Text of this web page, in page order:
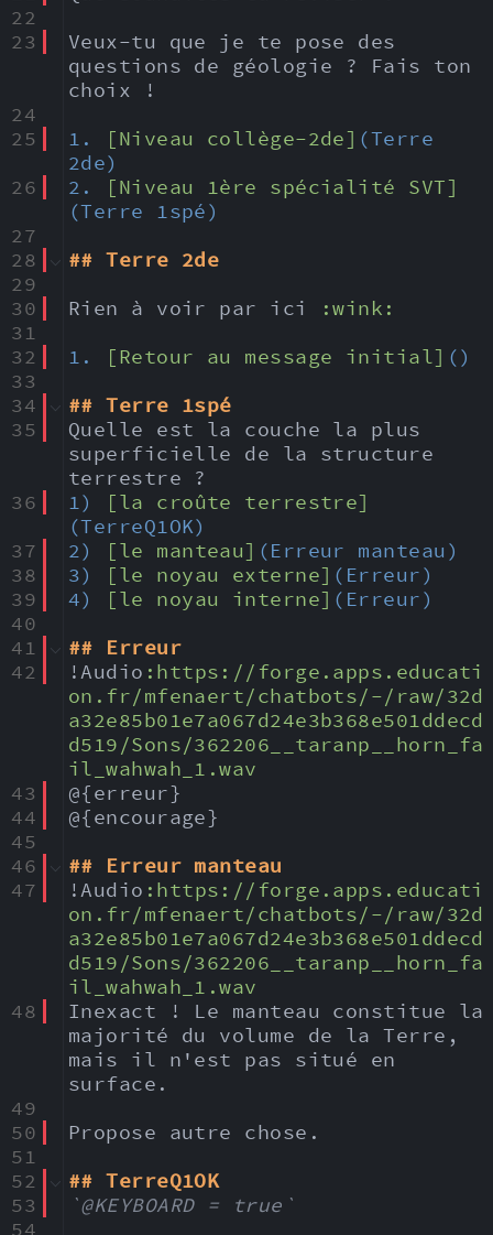
22
23
Veux-tu que je te pose des
questions de géologie ? Fais ton
choix !
24
25
1. [Niveau collège-2de] (Terre
2de)
26
2.
[Niveau 1ère spécialité SVT]
(Terre 1spé)
27
28
## Terre 2de
29
30
Rien à voir par ici
:wink:
31
32
1. [Retour au message initial] ()
33
34
## Terre 1spé
35
Quelle est la couche la plus
superficielle de la structure
terrestre ?
36
1)
[la croûte terrestre]
(TerreQ1OK)
37
2) [le manteau] (Erreur manteau)
38
3) [le noyau externe] (Erreur)
39
4) [le noyau interne] (Erreur)
40
41
## Erreur
42
!Audio : https: //forge.apps.educati
on.fr/mfenaert/chatbots/-/raw/32d
a32e85b01e7a067d24e3b368e501ddecd
d519/Sons/362206__taranp__horn_fa
il_wahwah_1.wav
43
@{erreur}
44
@{encourage}
45
46
## Erreur manteau
47
!Audio : https: //forge.apps.educati
on.fr/mfenaert/chatbots/-/raw/32d
a32e85b01e7a067d24e3b368e501ddecd
d519/Sons/362206__taranp__horn_fa
il_wahwah_1.wav
48
Inexact ! Le manteau constitue la
majorité du volume de la Terre,
mais il n'est pas situé en
surface.
49
50
Propose autre chose.
51
52
## TerreQ1OK
53
`@KEYBOARD = true`
54